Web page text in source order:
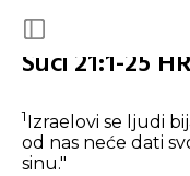
Suci 21:1-25
1Izraelovi se ljudi
od nas neće dati
sinu."